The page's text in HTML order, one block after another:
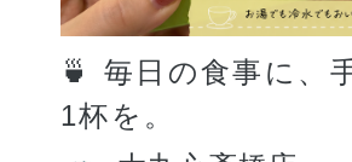
スキンケア人気
🍵 毎日の食事に、
1杯を。